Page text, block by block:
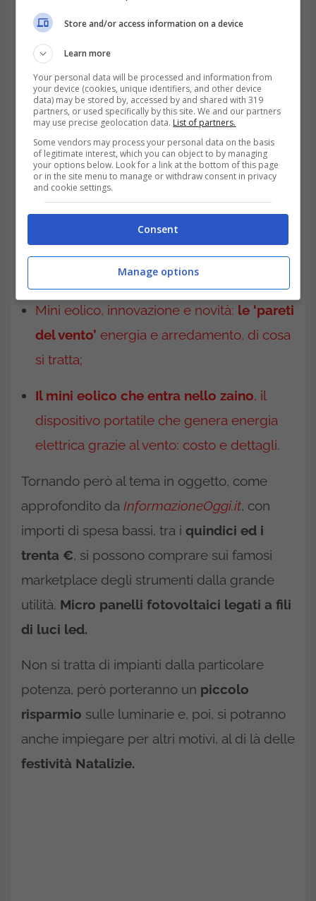
liberi e la questione batteria portatile
Senza dimenticare poi, restando, per così
dire, in orbita ‘mini’:
Mini eolico, innovazione e novità: le ‘pareti
del vento’ energia e arredamento, di cosa
si tratta;
Il mini eolico che entra nello zaino, il
dispositivo portatile che genera energia
elettrica grazie al vento: costo e dettagli.
Tornando però al tema in oggetto, come
approfondito da InformazioneOggi.it, con
importi di spesa bassi, tra i quindici ed i
trenta €, si possono comprare sui famosi
marketplace degli strumenti dalla grande
utilità. Micro panelli fotovoltaici legati a fili
di luci led.
Non si tratta di impianti dalla particolare
potenza, però porteranno un piccolo
risparmio sulle luminarie e, poi, si potranno
anche impiegare per altri motivi, al di là delle
festività Natalizie.
Store and/or access information on a device
Learn more
Your personal data will be processed and information from
your device (cookies, unique identifiers, and other device
data) may be stored by, accessed by and shared with 319
partners, or used specifically by this site. We and our partners
may use precise geolocation data. List of partners.
Some vendors may process your personal data on the basis
of legitimate interest, which you can object to by managing
your options below. Look for a link at the bottom of this page
or in the site menu to manage or withdraw consent in privacy
and cookie settings.
Consent
Manage options